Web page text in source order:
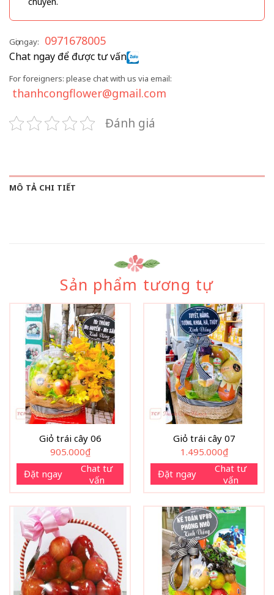
Gọi ngay: 0971678005
Chat ngay để được tư vấn
For foreigners: please chat with us via email:
thanhcongflower@gmail.com
Đánh giá
MÔ TẢ CHI TIẾT
Sản phẩm tương tự
Giỏ trái cây 06
905.000₫
Đặt ngay
Chat tư
vấn
Giỏ trái cây 07
1.495.000₫
Đặt ngay
Chat tư
vấn